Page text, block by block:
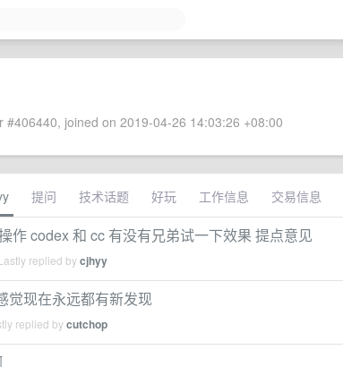
#406440, joined on 2019-04-26 14:03:26 +08:00
提问 技术话题 好玩 工作信息 交易信息
作 codex 和 cc 有没有兄弟试一下效果 提点意见
replied bycjhyy
觉现在永远都有新发现
replied bycutchop